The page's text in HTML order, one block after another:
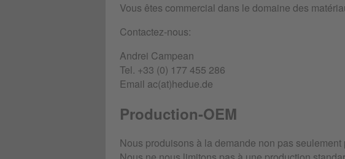
Vous êtes commercial dans le domaine des
Contactez-nous:
Andrei Campean
Tel. +33 (0) 177 455 286
Email ac(at)hedue.de
Production-OEM
Nous produisons à la demande non pas